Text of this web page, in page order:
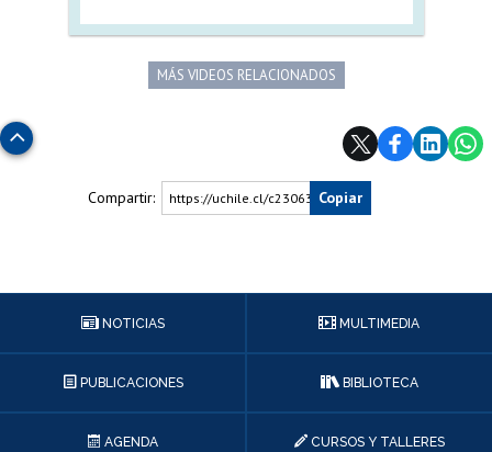
MÁS VIDEOS RELACIONADOS
Subir
Compartir: https://uchile.cl/c230638Copiar
NOTICIAS MULTIMEDIA
PUBLICACIONES BIBLIOTECA
AGENDA CURSOS Y TALLERES